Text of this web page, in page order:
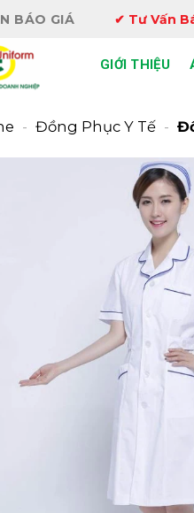
BÁO GIÁ ✔ Tư Vấn
GIỚI THIỆU
- Đồng Phục Y Tế -